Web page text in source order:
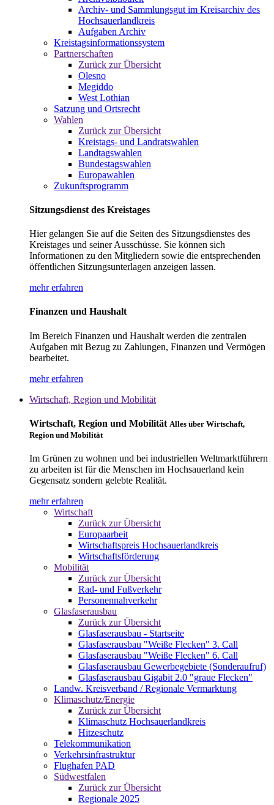
Archiv- und Sammlungsgut im Kreisarchiv des
Hochsauerlandkreis
Aufgaben Archiv
Kreistagsinformationssystem
Partnerschaften
Zurück zur Übersicht
Olesno
Megiddo
West Lothian
Satzung und Ortsrecht
Wahlen
Zurück zur Übersicht
Kreistags- und Landratswahlen
Landtagswahlen
Bundestagswahlen
Europawahlen
Zukunftsprogramm
Sitzungsdienst des Kreistages
Hier gelangen Sie auf die Seiten des Sitzungsdienstes des
Kreistages und seiner Ausschüsse. Sie können sich
Informationen zu den Mitgliedern sowie die entsprechenden
öffentlichen Sitzungsunterlagen anzeigen lassen.
mehr erfahren
Finanzen und Haushalt
Im Bereich Finanzen und Haushalt werden die zentralen
Aufgaben mit Bezug zu Zahlungen, Finanzen und Vermögen
bearbeitet.
mehr erfahren
Wirtschaft, Region und Mobilität
Wirtschaft, Region und Mobilität Alles über Wirtschaft,
Region und Mobilität
Im Grünen zu wohnen und bei industriellen Weltmarktführern
zu arbeiten ist für die Menschen im Hochsauerland kein
Gegensatz sondern gelebte Realität.
mehr erfahren
Wirtschaft
Zurück zur Übersicht
Europaarbeit
Wirtschaftspreis Hochsauerlandkreis
Wirtschaftsförderung
Mobilität
Zurück zur Übersicht
Rad- und Fußverkehr
Personennahverkehr
Glasfaserausbau
Zurück zur Übersicht
Glasfaserausbau - Startseite
Glasfaserausbau "Weiße Flecken" 3. Call
Glasfaserausbau "Weiße Flecken" 6. Call
Glasfaserausbau Gewerbegebiete (Sonderaufruf)
Glasfaserausbau Gigabit 2.0 "graue Flecken"
Landw. Kreisverband / Regionale Vermarktung
Klimaschutz/Energie
Zurück zur Übersicht
Klimaschutz Hochsauerlandkreis
Hitzeschutz
Telekommunikation
Verkehrsinfrastruktur
Flughafen PAD
Südwestfalen
Zurück zur Übersicht
Regionale 2025